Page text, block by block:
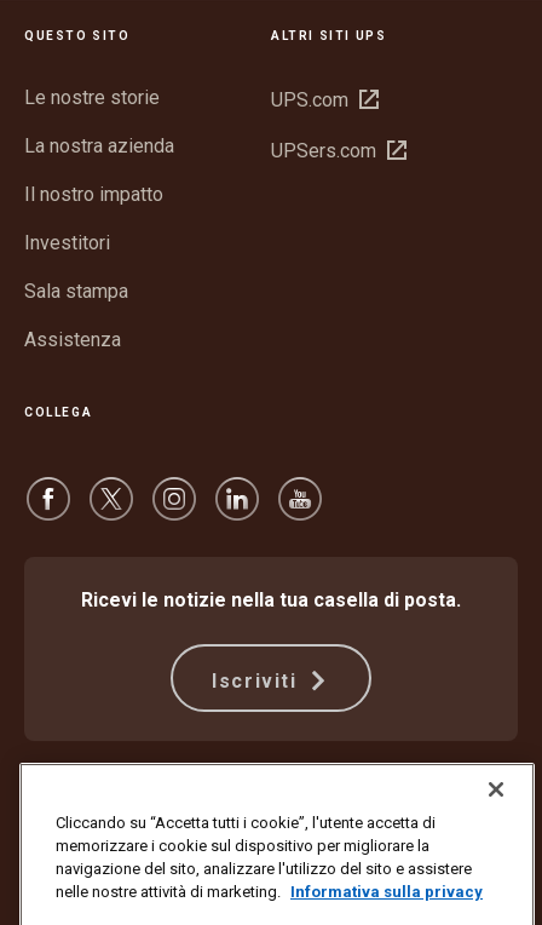
QUESTO SITO
Le nostre storie
La nostra azienda
Il nostro impatto
Investitori
Sala stampa
Assistenza
ALTRI SITI UPS
UPS.com
Apri
una
UPSers.com
Apri
COLLEGA
Ricevi le notizie nella tua casella di posta.
Iscriviti
Impostazioni dei cookie
Copyright ©1994-2026 United Parcel Service of America, Inc. Tutti i
diritti riservati. Non vuoi più ricevere aggiornamenti via email?
Cliccando su “Accetta tutti i cookie”, l'utente accetta di
memorizzare i cookie sul dispositivo per migliorare la
navigazione del sito, analizzare l'utilizzo del sito e assistere
nelle nostre attività di marketing. Informativa sulla privacy